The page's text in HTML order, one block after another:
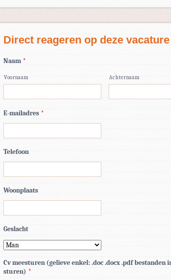
Direct reageren op deze vacature
Naam *
Voornaam Achternaam
E-mailadres *
Telefoon
Woonplaats
Geslacht
Cv meesturen (gelieve enkel: .doc .docx .pdf bestanden
sturen) *